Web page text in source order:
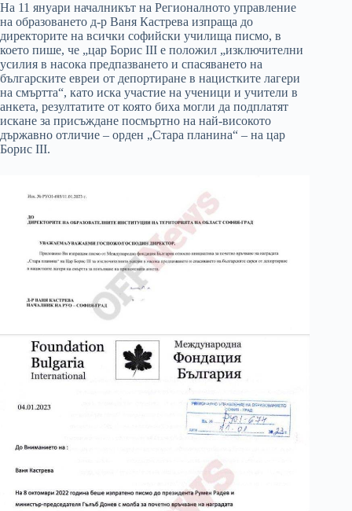
На 11 януари началникът на Регионалното управление
на образоването д-р Ваня Кастрева изпраща до
директорите на всички софийски училища писмо, в
което пише, че „цар Борис III е положил „изключителни
усилия в насока предпазването и спасяването на
българските евреи от депортиране в нацистките лагери
на смъртта“, като иска участие на ученици и учители в
анкета, резултатите от която биха могли да подплатят
искане за присъждане посмъртно на най-високото
държавно отличие – орден „Стара планина“ – на цар
Борис III.